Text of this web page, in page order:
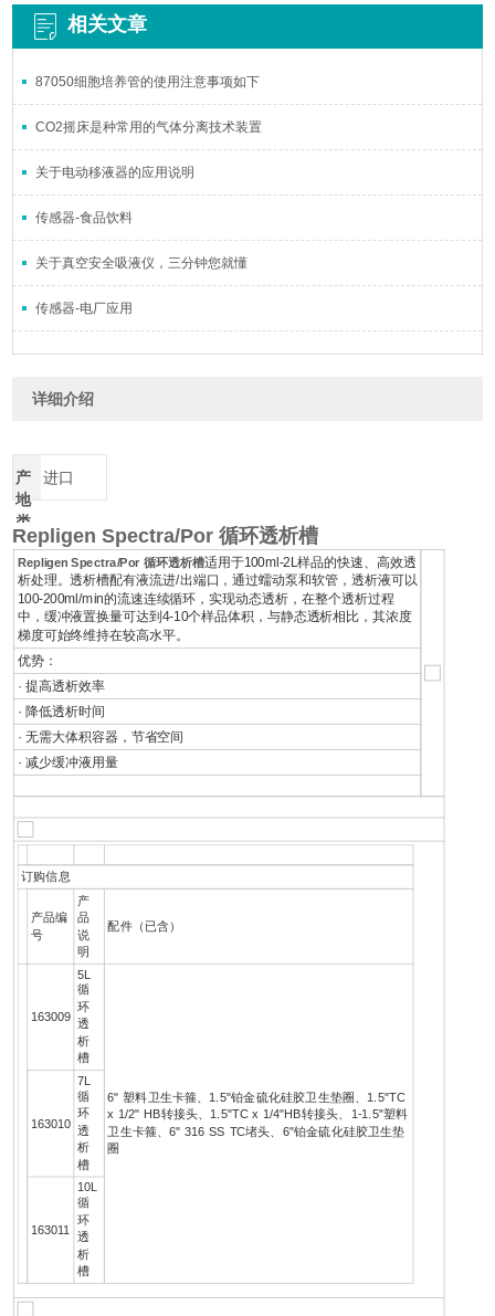
相关文章
87050细胞培养管的使用注意事项如下
CO2摇床是种常用的气体分离技术装置
关于电动移液器的应用说明
传感器-食品饮料
关于真空安全吸液仪，三分钟您就懂
传感器-电厂应用
详细介绍
产
地
类
别
进口
Repligen Spectra/Por 循环透析槽
Repligen Spectra/Por 循环透析槽适用于100ml-2L样品的快速、高效透
析处理。透析槽配有液流进/出端口，通过蠕动泵和软管，透析液可以
100-200ml/min的流速连续循环，实现动态透析，在整个透析过程
中，缓冲液置换量可达到4-10个样品体积，与静态透析相比，其浓度
梯度可始终维持在较高水平。
优势：
· 提高透析效率
· 降低透析时间
· 无需大体积容器，节省空间
· 减少缓冲液用量
订购信息
产品编
号
产
品
说
明
配件（已含）
163009
5L
循
环
透
析
槽
6" 塑料卫生卡箍、1.5"铂金硫化硅胶卫生垫圈、1.5"TC
x 1/2" HB转接头、1.5"TC x 1/4"HB转接头、1-1.5"塑料
卫生卡箍、6" 316 SS TC堵头、6"铂金硫化硅胶卫生垫
圈
163010
7L
循
环
透
析
槽
163011
10L
循
环
透
析
槽